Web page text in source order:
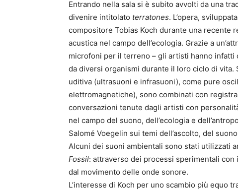
Entrando nella sala si è subito avvolti da una
divenire intitolato terratones. L’opera,
compositore Tobias Koch durante una recente
acustica nel campo dell’ecologia. Grazie a
microfoni per il terreno – gli artisti hanno infatti
da diversi organismi durante il loro ciclo di
uditiva (ultrasuoni e infrasuoni), come pure
elettromagnetiche), sono combinati con
conversazioni tenute dagli artisti con
nel campo del suono, dell’ecologia e
Salomé Voegelin sui temi dell’ascolto, del
Alcuni dei suoni ambientali sono stati utilizzati
Fossil: attraverso dei processi sperimentali con
dal movimento delle onde sonore.
L’interesse di Koch per uno scambio più equo